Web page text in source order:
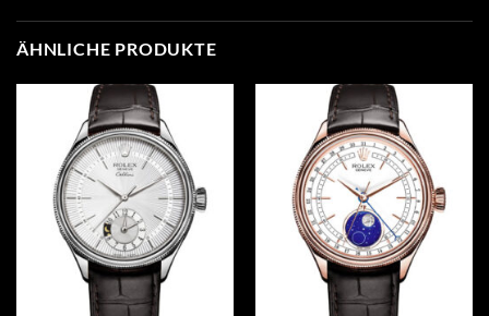
ÄHNLICHE PRODUKTE